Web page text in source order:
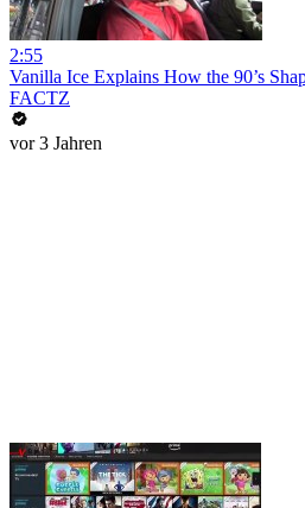
2:55
Vanilla Ice Explains How the 90’s
FACTZ
vor 3 Jahren